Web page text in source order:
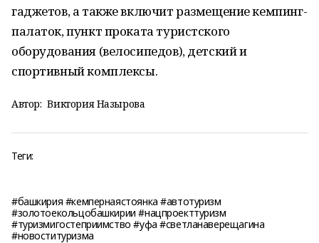
гаджетов, а также включит размещение кемпинг-
палаток, пункт проката туристского
оборудования (велосипедов), детский и
спортивный комплексы.
Автор: Виктория Назырова
Теги:
#башкирия #кемпернаястоянка #автотуризм
#золотоекольцобашкирии #нацпроекттуризм
#туризмигостеприимство #уфа #светланаверещагина
#новоституризма